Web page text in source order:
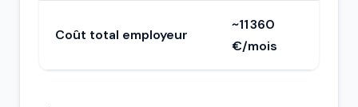
Coût total employeur
~11 360
€/mois